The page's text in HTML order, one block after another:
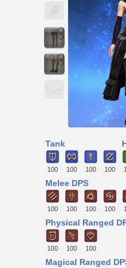
Tank
100 100 100 100
Melee DPS
100 100 100 100
Physical Ranged
100 100 100
Magical Ranged